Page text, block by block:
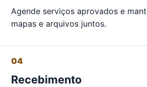
Agende serviços aprovados e
mapas e arquivos juntos.
04
Recebimento